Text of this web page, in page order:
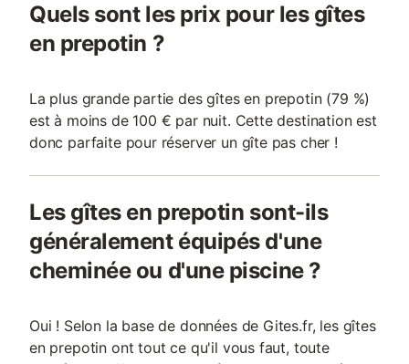
Quels sont les prix pour les gîtes
en prepotin ?
La plus grande partie des gîtes en prepotin (79 %)
est à moins de 100 € par nuit. Cette destination est
donc parfaite pour réserver un gîte pas cher !
Les gîtes en prepotin sont-ils
généralement équipés d'une
cheminée ou d'une piscine ?
Oui ! Selon la base de données de Gites.fr, les gîtes
en prepotin ont tout ce qu'il vous faut, toute